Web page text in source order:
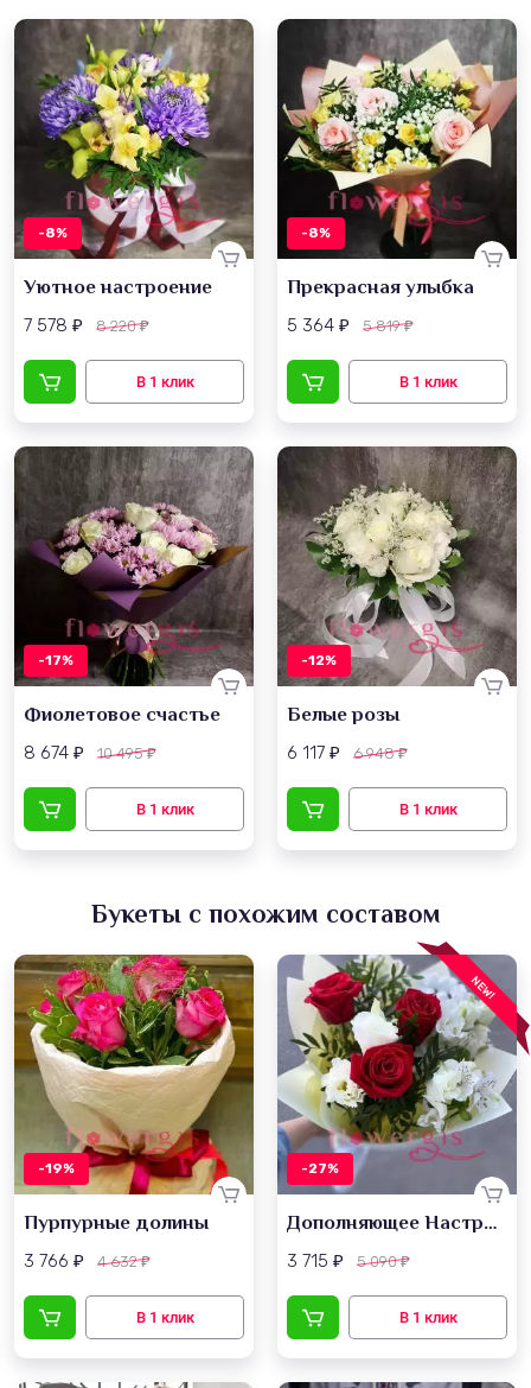
-8%
Уютное настроение
7 578 ₽ 8 220₽
-8%
Прекрасная улыбка
5 364 ₽ 5 819₽
-17%
Фиолетовое счастье
8 674 ₽ 10 495₽
-12%
Белые розы
6 117 ₽ 6 948₽
Букеты с похожим составом
-19%
Пурпурные долины
3 766 ₽ 4 632₽
NEW!
-27%
Дополняющее Настроение
3 715 ₽ 5 090₽